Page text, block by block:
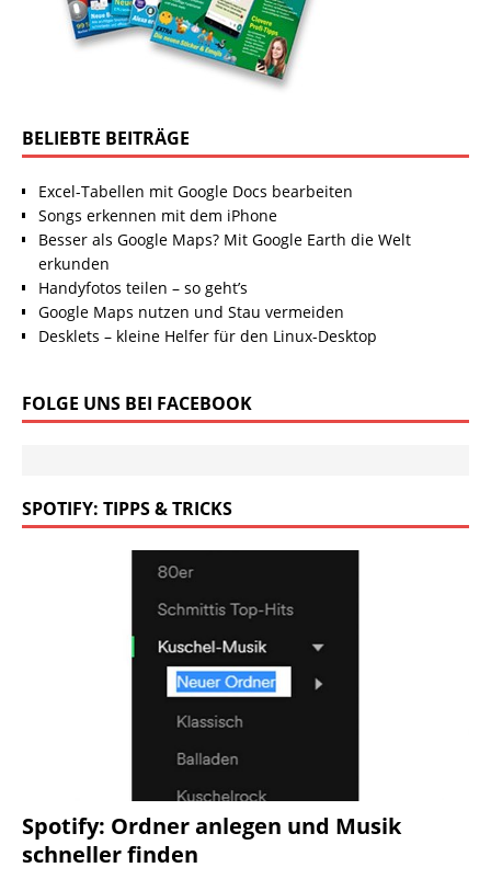
BELIEBTE BEITRÄGE
Excel-Tabellen mit Google Docs bearbeiten
Songs erkennen mit dem iPhone
Besser als Google Maps? Mit Google Earth die Welt
erkunden
Handyfotos teilen – so geht’s
Google Maps nutzen und Stau vermeiden
Desklets – kleine Helfer für den Linux-Desktop
FOLGE UNS BEI FACEBOOK
SPOTIFY: TIPPS & TRICKS
Spotify: Ordner anlegen und Musik
schneller finden